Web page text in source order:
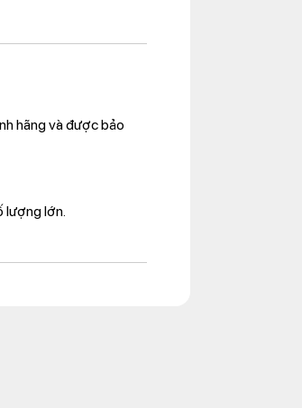
hãng và được bảo
lượng lớn.